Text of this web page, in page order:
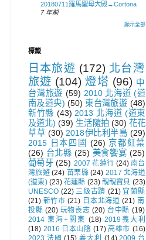
20180711羅馬聖母大殿→Cortona
7 年前
顯示全部
標籤
日本旅遊 (172) 北台灣
旅遊 (104) 燈塔 (96) 中
台灣旅遊 (59) 2010 北海道 (道
南及道央) (50) 東台灣旅遊 (48)
新竹縣 (43) 2013 北海道 (道東
及道北) (39) 生活隨拍 (30) 花花
草草 (30) 2018伊比利半島 (29)
2015 日本四國 (26) 京都紅葉
(26) 台北縣 (25) 美食饗宴 (25)
葡萄牙 (25) 2007 花蓮行 (24) 南台
灣旅遊 (24) 苗栗縣 (24) 2017 北海道
(道東) (23) 花蓮縣 (23) 親親寶貝 (23)
UNESCO (22) 三級古蹟 (21) 宜蘭縣
(21) 新竹市 (21) 日本北海道 (21) 南
投縣 (20) 玩物喪志 (20) 台中縣 (19)
2014 東海+關東 (18) 2019義大利
(18) 2016 日本山陰 (17) 高雄市 (16)
2023 法國 (15) 義大利 (14) 2009 台